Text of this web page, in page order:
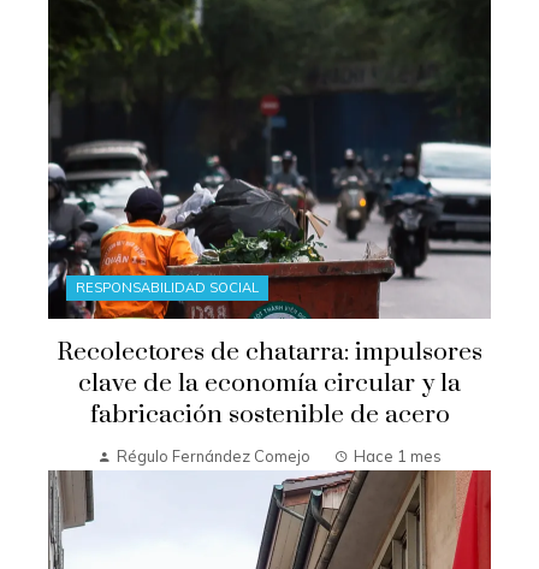
RESPONSABILIDAD SOCIAL
Recolectores de chatarra: impulsores
clave de la economía circular y la
fabricación sostenible de acero
Régulo Fernández Comejo Hace 1 mes